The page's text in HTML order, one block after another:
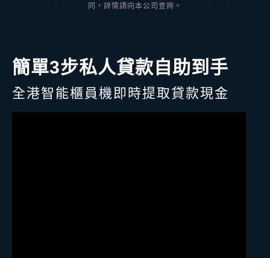
同，詳情請向本公司查詢。
簡單3步私人貸款自助到手
全港智能櫃員機即時提取貸款現金